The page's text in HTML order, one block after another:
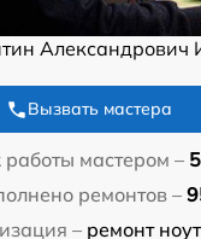
Александрович
Вызвать мастера
мастером –
ремонтов –
– ремонт